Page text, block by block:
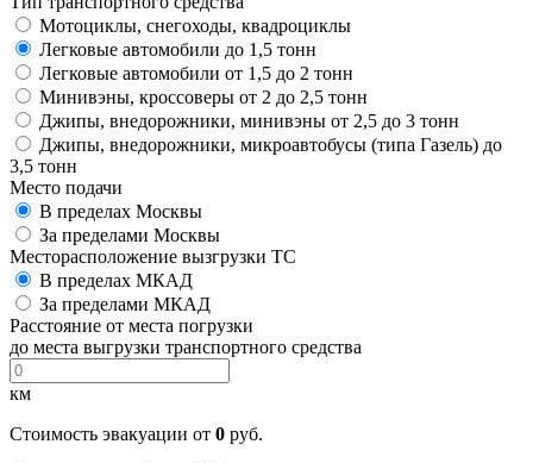
Мотоциклы, снегоходы, квадроциклы
Легковые автомобили до 1,5 тонн
Легковые автомобили от 1,5 до 2 тонн
Минивэны, кроссоверы от 2 до 2,5 тонн
Джипы, внедорожники, минивэны от 2,5 до 3 тонн
Джипы, внедорожники, микроавтобусы (типа Газель) до
3,5 тонн
Место подачи
В пределах Москвы
За пределами Москвы
Месторасположение вызгрузки ТС
В пределах МКАД
За пределами МКАД
Расстояние от места погрузки
до места выгрузки транспортного средства
км
Стоимость эвакуации от 0 руб.